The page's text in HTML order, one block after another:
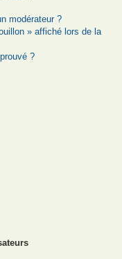
modérateur ?
» affiché lors de la
?